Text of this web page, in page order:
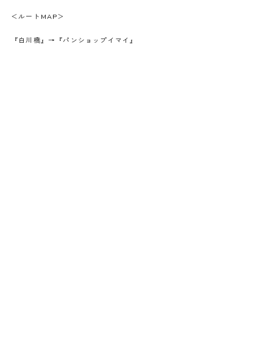
＜ルートMAP＞
『白川橋』→『パンショップイマイ』